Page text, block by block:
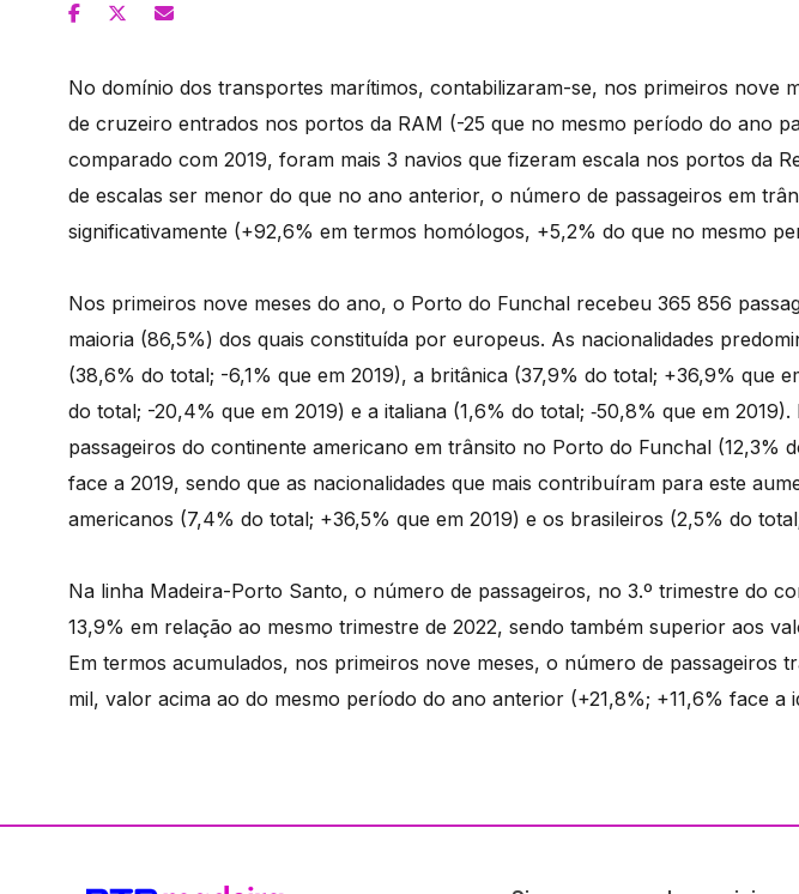
No domínio dos transportes marítimos, contabilizaram-se, nos primeiros nove
de cruzeiro entrados nos portos da RAM (-25 que no mesmo período do ano
comparado com 2019, foram mais 3 navios que fizeram escala nos portos da
de escalas ser menor do que no ano anterior, o número de passageiros em
significativamente (+92,6% em termos homólogos, +5,2% do que no mesmo
Nos primeiros nove meses do ano, o Porto do Funchal recebeu 365 856
maioria (86,5%) dos quais constituída por europeus. As nacionalidades
(38,6% do total; -6,1% que em 2019), a britânica (37,9% do total; +36,9% que
do total; -20,4% que em 2019) e a italiana (1,6% do total; ‑50,8% que em
passageiros do continente americano em trânsito no Porto do Funchal (12,3%
face a 2019, sendo que as nacionalidades que mais contribuíram para este
americanos (7,4% do total; +36,5% que em 2019) e os brasileiros (2,5% do
Na linha Madeira-Porto Santo, o número de passageiros, no 3.º trimestre do
13,9% em relação ao mesmo trimestre de 2022, sendo também superior aos
Em termos acumulados, nos primeiros nove meses, o número de passageiros
mil, valor acima ao do mesmo período do ano anterior (+21,8%; +11,6% face a